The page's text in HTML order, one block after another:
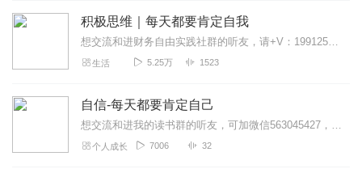
积极思维｜每天都要肯定自我
想交流和进财务自由实践社群的听友，请+V：19912549298备注：喜马拉雅我从今天开始，学习肯定与欣赏自己。我完全了解只有当我无条件地肯定与欣赏自己的时候...
生活 5.25万 1523
自信-每天都要肯定自己
想交流和进我的读书群的听友，可加微信563045427，备注喜马拉雅听友。我们读书社群内容的核心是时间自由，财务自由，心灵自由，家庭幸福，承担社会责任的全方位平...
个人成长 7006 32